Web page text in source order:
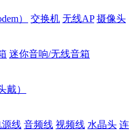
） 交换机 无线AP 摄像头
迷你音响/无线音箱
戴）
源线 音频线 视频线 水晶头